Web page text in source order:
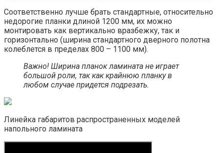
Соответственно лучше брать стандартные, относительно
недорогие планки длиной 1200 мм, их можно
монтировать как вертикально вразбежку, так и
горизонтально (ширина стандартного дверного полотна
колеблется в пределах 800 – 1100 мм).
Важно! Ширина планок ламината не играет
большой роли, так как крайнюю планку в
любом случае придется подрезать.
Линейка габаритов распространенных моделей
напольного ламината